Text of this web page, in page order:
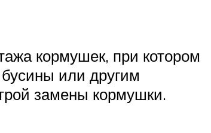
кормушек, при котором
или другим
замены кормушки.